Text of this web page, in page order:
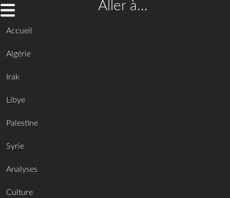
Aller à…
Accueil
Algérie
Irak
Libye
Palestine
Syrie
Analyses
Culture